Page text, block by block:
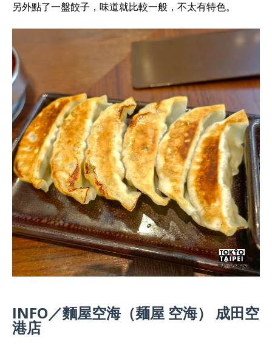
另外點了一盤餃子，味道就比較一般，不太有特色。
INFO／麵屋空海（麺屋 空海） 成田空
港店